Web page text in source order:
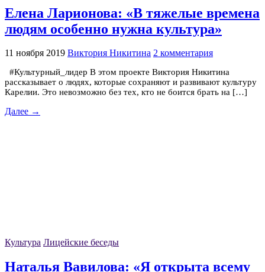
Елена Ларионова: «В тяжелые времена
людям особенно нужна культура»
11 ноября 2019 Виктория Никитина 2 комментария
#Культурный_лидер В этом проекте Виктория Никитина
рассказывает о людях, которые сохраняют и развивают культуру
Карелии. Это невозможно без тех, кто не боится брать на […]
Далее →
Культура Лицейские беседы
Наталья Вавилова: «Я открыта всему